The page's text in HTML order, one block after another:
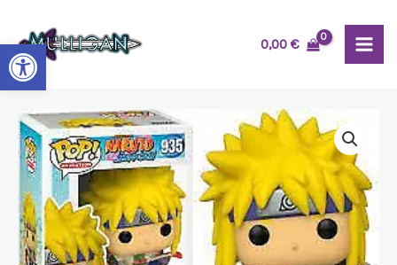
Abrir barra de herramientas
contenido
0,00€